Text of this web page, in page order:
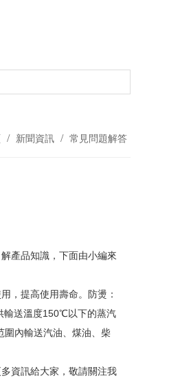
/ 新聞資訊 / 常見問題解答
產品知識，下面由小編來
提高使用壽命。防燙：
輸送溫度150℃以下的蒸汽
內輸送汽油、煤油、柴
資訊給大家，敬請關注我